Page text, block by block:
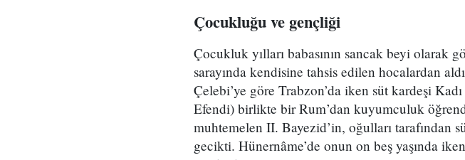
Çocukluğu ve gençliği
Çocukluk yılları babasının sancak beyi olarak
sarayında kendisine tahsis edilen hocalardan
Çelebi’ye göre Trabzon’da iken süt kardeşi
Efendi) birlikte bir Rum’dan kuyumculuk
muhtemelen II. Bayezid’in, oğulları tarafından
gecikti. Hünernâme’de onun on beş yaşında